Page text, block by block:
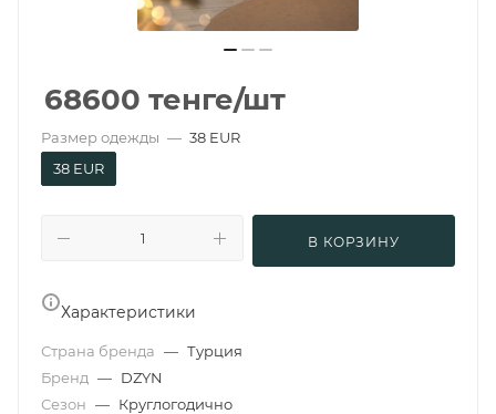
68600 тенге/шт
Размер одежды — 38 EUR
38 EUR
В КОРЗИНУ
Характеристики
Страна бренда — Турция
Бренд — DZYN
Сезон — Круглогодично